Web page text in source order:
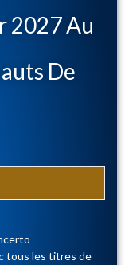
2027 Au
De
tous les titres de